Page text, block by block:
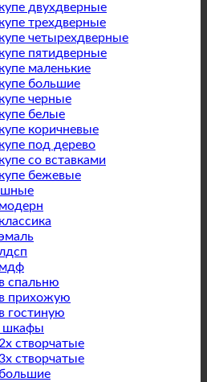
двухдверные
трехдверные
четырехдверные
пятидверные
маленькие
большие
черные
белые
коричневые
под дерево
со вставками
бежевые
спальню
прихожую
гостиную
шкафы
створчатые
створчатые